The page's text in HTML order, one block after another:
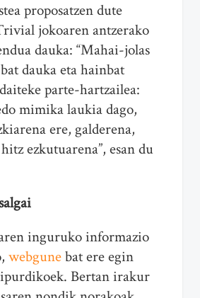
proposatzen dute
jokoaren antzerako
dauka: “Mahai-jolas
dauka eta hainbat
parte-hartzailea:
mimika laukia dago,
ere, galderena,
ezkutuarena”, esan du
inguruko informazio
webgunebat ere egin
Bertan irakur